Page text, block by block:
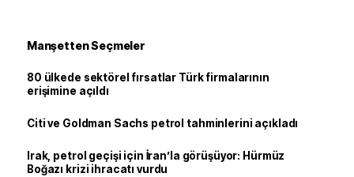
Manşetten Seçmeler
80 ülkede sektörel fırsatlar Türk firmalarının
erişimine açıldı
Citi ve Goldman Sachs petrol tahminlerini açıkladı
Irak, petrol geçişi için İran’la görüşüyor: Hürmüz
Boğazı krizi ihracatı vurdu